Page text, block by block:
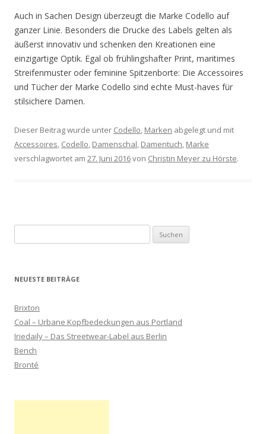
Auch in Sachen Design überzeugt die Marke Codello auf
ganzer Linie. Besonders die Drucke des Labels gelten als
äußerst innovativ und schenken den Kreationen eine
einzigartige Optik. Egal ob frühlingshafter Print, maritimes
Streifenmuster oder feminine Spitzenborte: Die Accessoires
und Tücher der Marke Codello sind echte Must-haves für
stilsichere Damen.
Dieser Beitrag wurde unter Codello, Marken abgelegt und mit
Accessoires, Codello, Damenschal, Damentuch, Marke
verschlagwortet am 27. Juni 2016von Christin Meyer zu Hörste.
nach:
NEUESTE BEITRÄGE
Brixton
Coal – Urbane Kopfbedeckungen aus Portland
Iriedaily – Das Streetwear-Label aus Berlin
Bench
Bronté